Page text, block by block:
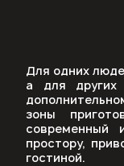
Для одних
а для других
зоны
современный
простору,
гостиной.